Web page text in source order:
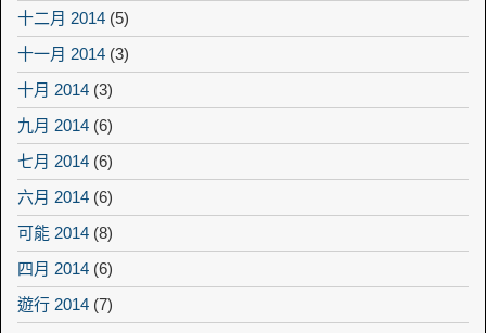
十二月 2014 (5)
十一月 2014 (3)
十月 2014 (3)
九月 2014 (6)
七月 2014 (6)
六月 2014 (6)
可能 2014 (8)
四月 2014 (6)
遊行 2014 (7)